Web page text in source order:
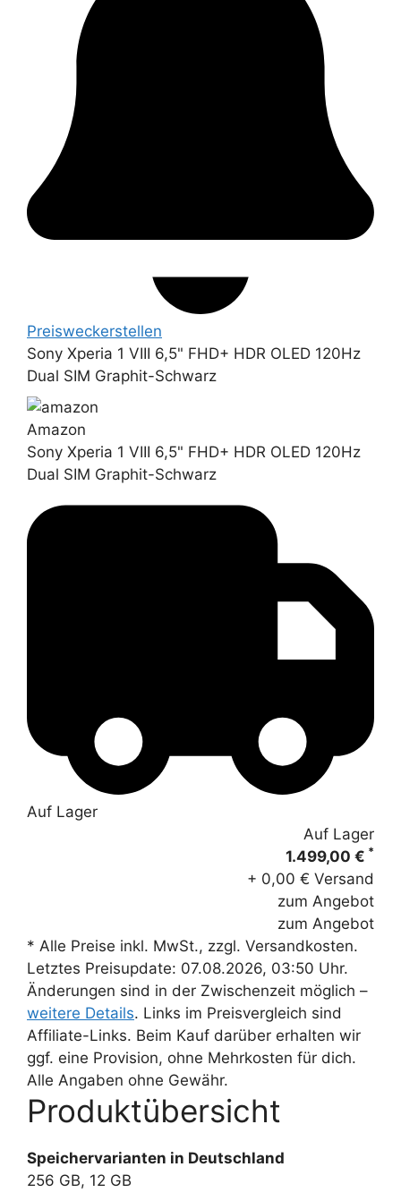
Preisweckerstellen
Sony Xperia 1 VIII 6,5" FHD+ HDR OLED 120Hz
Dual SIM Graphit-Schwarz
Amazon
Sony Xperia 1 VIII 6,5" FHD+ HDR OLED 120Hz
Dual SIM Graphit-Schwarz
Auf Lager
Auf Lager
1.499,00 € *
+ 0,00 € Versand
zum Angebot
zum Angebot
* Alle Preise inkl. MwSt., zzgl. Versandkosten.
Letztes Preisupdate: 07.08.2026, 03:50 Uhr.
Änderungen sind in der Zwischenzeit möglich –
weitere Details. Links im Preisvergleich sind
Affiliate-Links. Beim Kauf darüber erhalten wir
ggf. eine Provision, ohne Mehrkosten für dich.
Alle Angaben ohne Gewähr.
Produktübersicht
Speichervarianten in Deutschland
256 GB, 12 GB